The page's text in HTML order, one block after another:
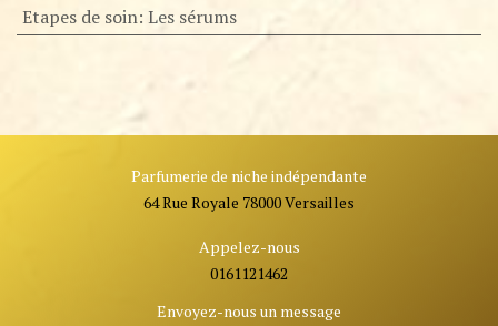
Etapes de soin: Les sérums
Parfumerie de niche indépendante
64 Rue Royale 78000 Versailles
Appelez-nous
0161121462
Envoyez-nous un message